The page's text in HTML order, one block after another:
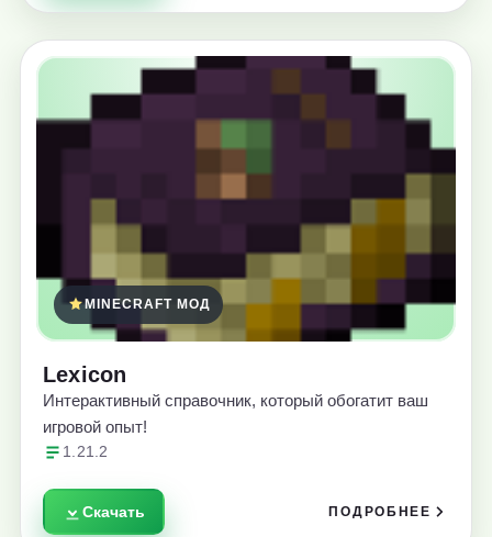
MINECRAFT МОД
Lexicon
Интерактивный справочник, который обогатит ваш
игровой опыт!
1.21.2
Скачать ПОДРОБНЕЕ